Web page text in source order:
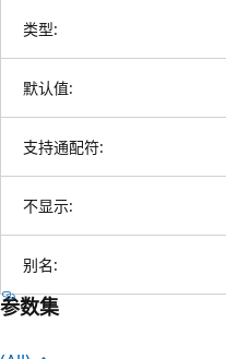
类型:
默认值:
支持通配符:
不显示:
别名:
参数集